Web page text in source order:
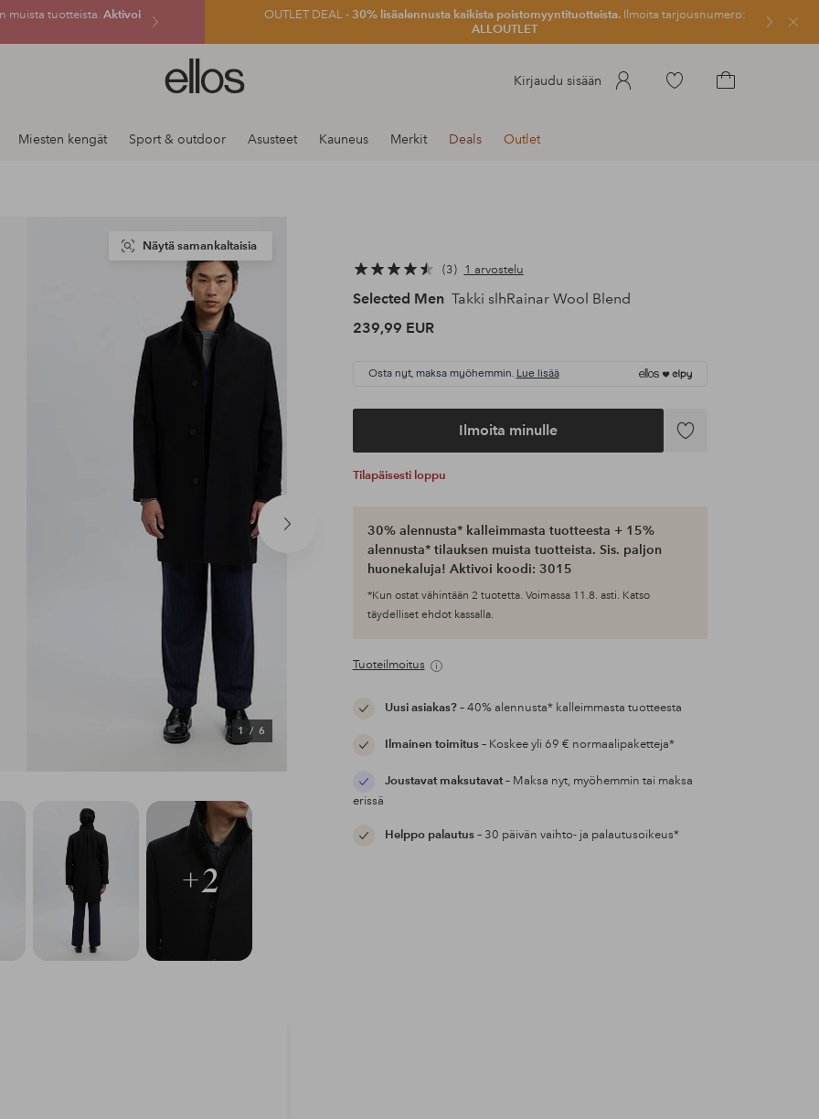
muista tuotteista. Aktivoi
OUTLET DEAL -30% lisäalennusta kaikista poistomyyntituotteista.Ilmoita tarjousnumero:
ALLOUTLET
Sulje
Ellos-
logo
siirry
Kirjaudu sisään
Siirry
Miesten kengät Sport & outdoor Asusteet Kauneus Merkit Deals Outlet
Seuraava
1/ 6
Näytä samankaltaisia
3
1 arvostelu
Selected Men Takki slhRainar Wool Blend
239,99 EUR
Osta nyt, maksa myöhemmin. Lue lisää
Ilmoita minulle
Lisää
Tilapäisesti loppu
30% alennusta* kalleimmasta tuotteesta + 15%
alennusta* tilauksen muista tuotteista. Sis. paljon
huonekaluja! Aktivoi koodi: 3015
*Kun ostat vähintään 2 tuotetta. Voimassa 11.8. asti. Katso
täydelliset ehdot kassalla.
Tuoteilmoitus
Uusi asiakas?– 40% alennusta* kalleimmasta tuotteesta
Ilmainen toimitus– Koskee yli 69 € normaalipaketteja*
Joustavat maksutavat– Maksa nyt, myöhemmin tai maksa
erissä
Helppo palautus– 30 päivän vaihto- ja palautusoikeus*
+2